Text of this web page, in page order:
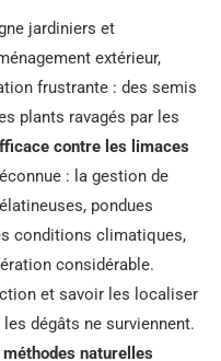
jardiniers et
extérieur,
frustrante : des semis
plants ravagés par les
contre les limaces
: la gestion de
pondues
conditions climatiques,
considérable.
et savoir les localiser
dégâts ne surviennent.
méthodes naturelles